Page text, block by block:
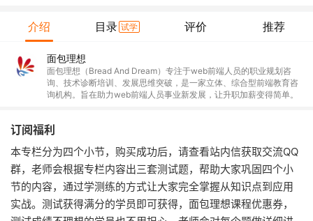
介绍 目录 试学 评价 推荐
面包理想
面包理想（Bread And Dream）专注于web前端人员的职业规划咨
询、技术诊断培训、发展思维突破，是一家立体、综合型前端教育咨
询机构。旨在助力web前端人员事业新发展，让升职加薪变得简单。
订阅福利
本专栏分为四个小节，购买成功后，请查看站内信获取交流QQ
群，老师会根据专栏内容出三套测试题，帮助大家巩固四个小
节的内容，通过学测练的方式让大家完全掌握从知识点到应用
实战。测试获得满分的学员即可获得，面包理想课程优惠券，